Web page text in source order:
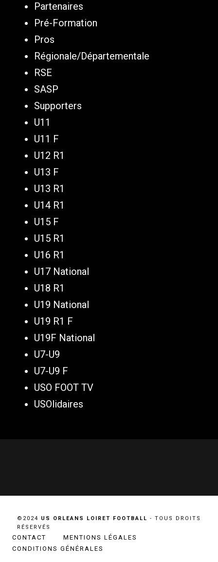
Partenaires
Pré-Formation
Pros
Régionale/Départementale
RSE
SASP
Supporters
U11
U11 F
U12 R1
U13 F
U13 R1
U14 R1
U15 F
U15 R1
U16 R1
U17 National
U18 R1
U19 National
U19 R1 F
U19F National
U7-U9
U7-U9 F
USO FOOT TV
USOlidaires
©2024 US ORLEANS LOIRET FOOTBALL - TOUS DROITS
RÉSERVÉS
CONTACT
MENTIONS LÉGALES
CONDITIONS GÉNÉRALES